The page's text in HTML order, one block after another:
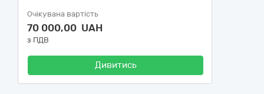
Очікувана вартість
70 000,00 UAH
з ПДВ
Дивитись